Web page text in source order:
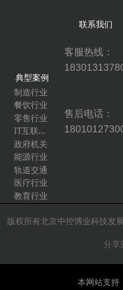
制造行业
餐饮行业
零售行业
IT互联网行业
政府机关
能源行业
轨道交通
医疗行业
教育行业
典型案例
联系我们
客服热线：
售后电话：
版权所有北京中控博业科技发
墨点云网络
分享
本网站支持